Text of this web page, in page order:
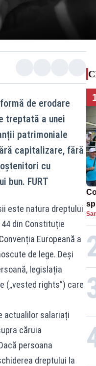
de erodare
treptată a unei
patrimoniale
capitalizare, fără
cu
bun. FURT
este natura dreptului
din Constituție
Europeană a
de lege. Deși
legislația
(„vested rights”) care
actualilor salariați
căruia
persoana
dreptului la